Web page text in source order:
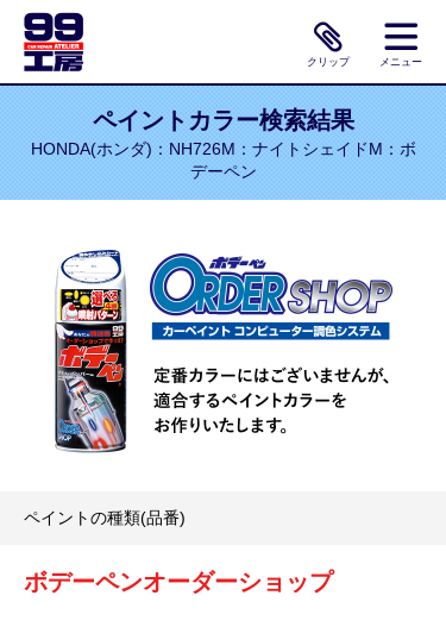
クリップ メニュー
ペイントカラー検索結果
HONDA(ホンダ)：NH726M：ナイトシェイドM：ボ
デーペン
ペイントの種類(品番)
ボデーペンオーダーショップ